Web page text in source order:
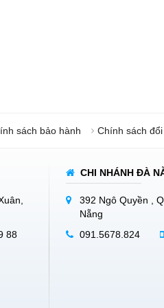
sách bảo hành Chính sách
88
CHI NHÁNH ĐÀ
392 Ngô Quyền ,
Nẵng
091.5678.824